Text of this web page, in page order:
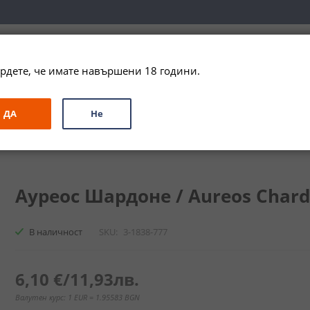
ЗА ПОДАРЪК ПРОМО СПЕЦИАЛНИ ПРЕДЛОЖЕНИЯ
/ Aureos Chardonnay
Ауреос Шардоне / Aureos
В наличност SKU 3-1838-777
6,10 €/11,93лв.
Валутен курс: 1 EUR = 1.95583 BGN
че имате навършени 18 години.
ДА Не